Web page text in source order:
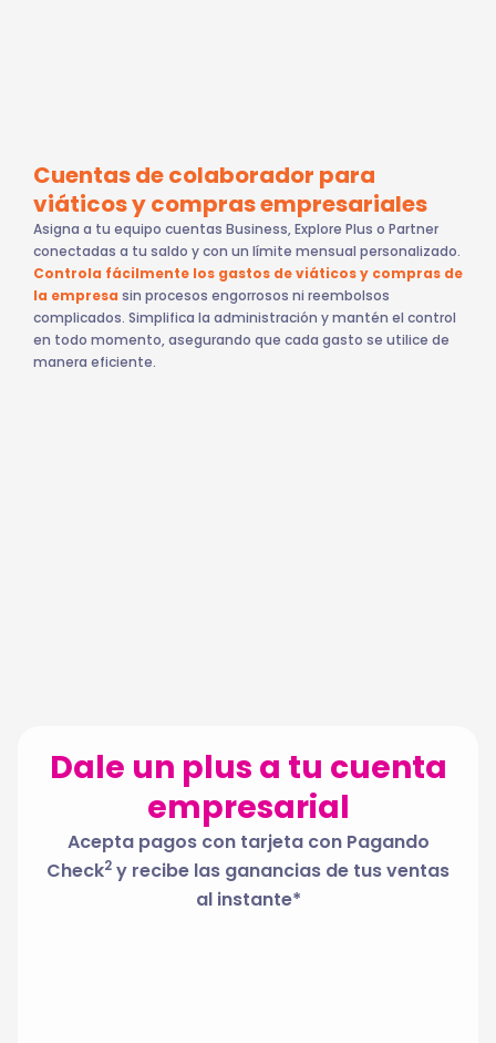
Cuentas de colaborador para
viáticos y compras empresariales
Asigna a tu equipo cuentas Business, Explore Plus o Partner
conectadas a tu saldo y con un límite mensual personalizado.
Controla fácilmente los gastos de viáticos y compras de
la empresa sin procesos engorrosos ni reembolsos
complicados. Simplifica la administración y mantén el control
en todo momento, asegurando que cada gasto se utilice de
manera eficiente.
Dale un plus a tu cuenta
empresarial
Acepta pagos con tarjeta con Pagando
Check2 y recibe las ganancias de tus ventas
al instante*